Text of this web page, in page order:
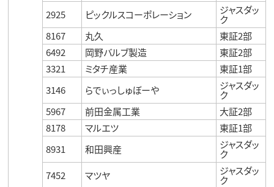
2925
ピックルスコーポレーション ジャスダッ
ク
8167
丸久
東証2部
6492
岡野バルブ製造
東証2部
3321
ミタチ産業
東証1部
3146
らでぃっしゅぼーや ジャスダッ
ク
5967
前田金属工業
大証2部
8178
マルエツ
東証1部
8931
和田興産 ジャスダッ
ク
7452
マツヤ ジャスダッ
ク